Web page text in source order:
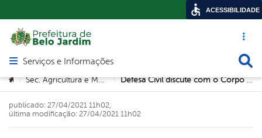
Acesso
Abrir menu principal de navegação
Serviços e Informações
Você está aqui:
> Sec. Agricultura e Meio Ambiente > Defesa Civil discute com o Corpo de Bombeiros Militar plano de contingência para o inverno em Belo Jardim
publicado: 27/04/2021 11h02,
última modificação: 27/04/2021 11h02
ACESSIBILIDADE